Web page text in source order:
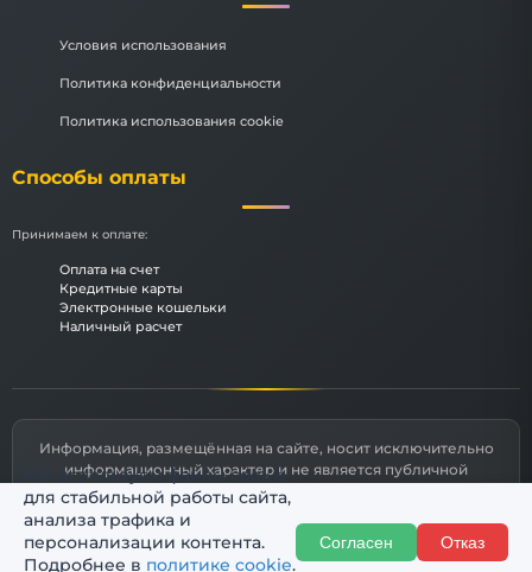
Условия использования
Политика конфиденциальности
Политика использования cookie
Способы оплаты
Принимаем к оплате:
Оплата на счет
Кредитные карты
Электронные кошельки
Наличный расчет
Информация, размещённая на сайте, носит исключительно
информационный характер и не является публичной
офертой, определяемой статьями 435 и 437 Гражданского
© 2026 Комфорт174
Мы используем файлы cookie
для стабильной работы сайта,
анализа трафика и
персонализации контента.
Подробнее в политике cookie.
Согласен Отказ